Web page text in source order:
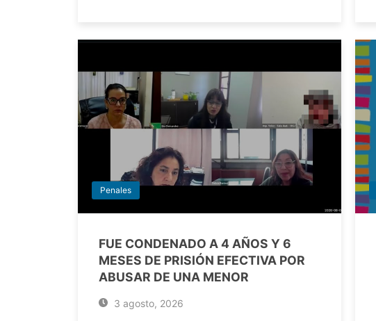
Penales
FUE CONDENADO A 4 AÑOS Y 6
MESES DE PRISIÓN EFECTIVA POR
ABUSAR DE UNA MENOR
3 agosto, 2026